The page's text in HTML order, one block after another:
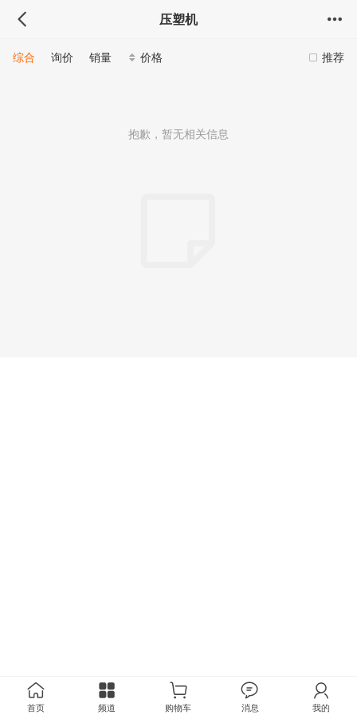
压塑机
推荐
综合 询价 销量 价格
抱歉，暂无相关信息
首页 频道 购物车 消息 我的